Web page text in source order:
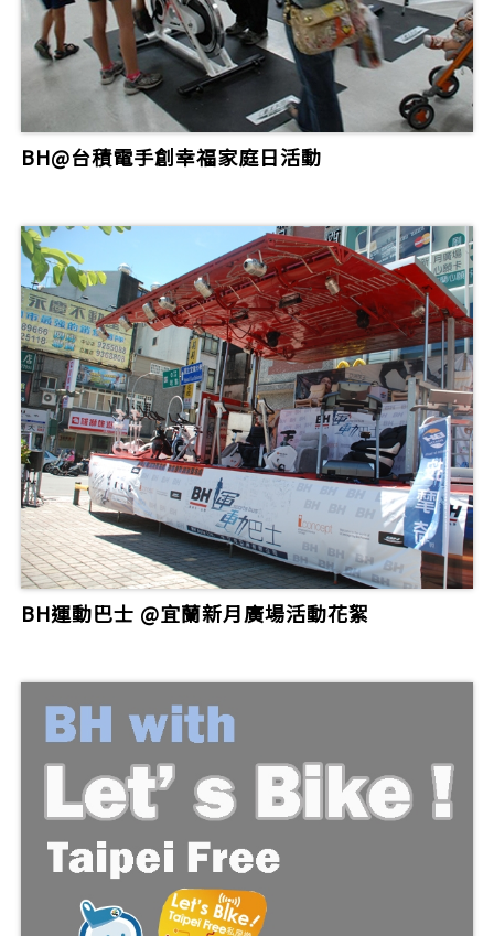
BH@台積電手創幸福家庭日活動
BH運動巴士 @宜蘭新月廣場活動花絮